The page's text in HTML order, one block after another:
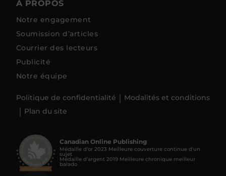
À PROPOS
Notre engagement
Soumission d’articles
Courrier des lecteurs
Publicité
Notre équipe
Politique de confidentialité
Modalités et conditions
Plan du site
Canadian Online Publishing
Médaille d’or 2023 Meilleure couverture continue d'un
sujet
Médaille d’argent 2019 Meilleure chronique meilleur
balado